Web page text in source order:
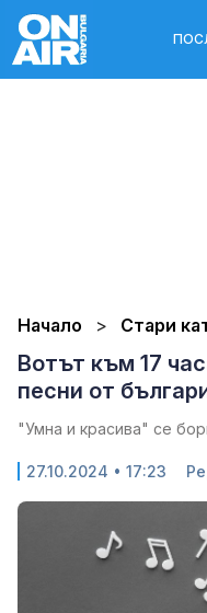
Начало Стари
Вотът към 17
песни от
"Умна и красива" се
27.10.2024 • 17:23